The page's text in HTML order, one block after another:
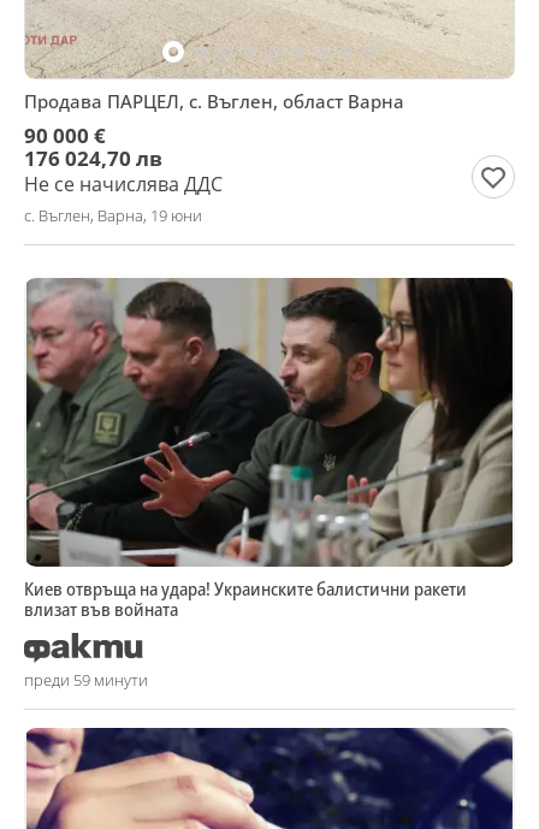
Продава ПАРЦЕЛ, с. Въглен, област Варна
90 000 €
176 024,70 лв
Не се начислява ДДС
с. Въглен, Варна, 19 юни
Киев отвръща на удара! Украинските балистични ракети
влизат във войната
преди 59 минути